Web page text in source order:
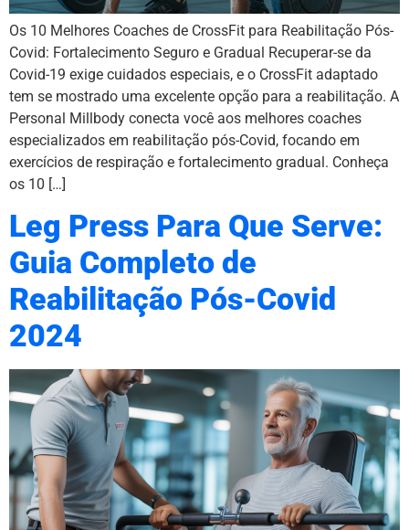
Os 10 Melhores Coaches de CrossFit para Reabilitação Pós-
Covid: Fortalecimento Seguro e Gradual Recuperar-se da
Covid-19 exige cuidados especiais, e o CrossFit adaptado
tem se mostrado uma excelente opção para a reabilitação. A
Personal Millbody conecta você aos melhores coaches
especializados em reabilitação pós-Covid, focando em
exercícios de respiração e fortalecimento gradual. Conheça
os 10 […]
Leg Press Para Que Serve:
Guia Completo de
Reabilitação Pós-Covid
2024